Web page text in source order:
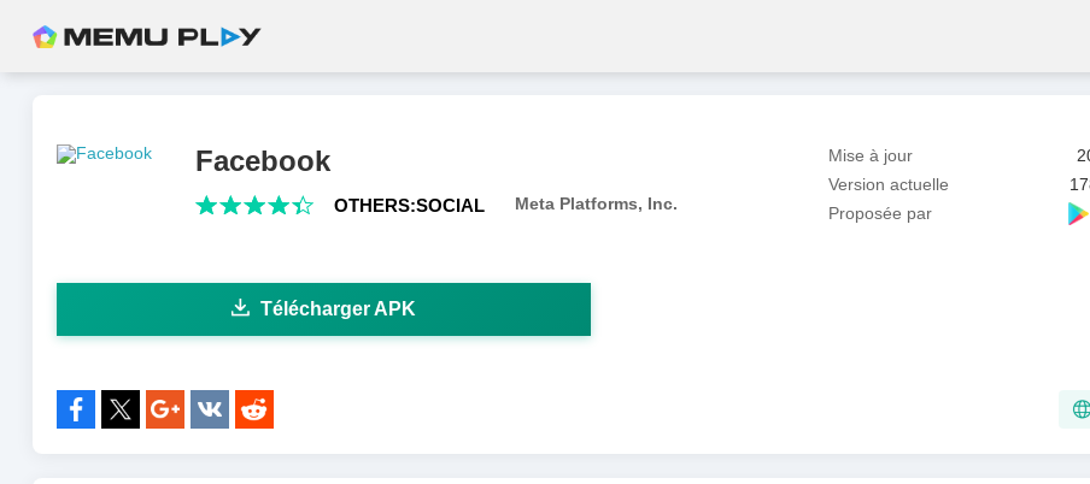
Facebook
OTHERS:SOCIAL Meta Platforms, Inc.
Mise à jour
Version actuelle
Proposée par
Télécharger APK